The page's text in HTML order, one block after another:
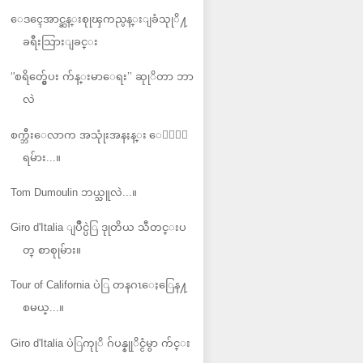
ေဒၚေအာင္ဆန္းစုုၾကည္ပန္းျခံသုုိ႔
ခရီးသြားျခင္း
‘'စရိတ္မွ်ေပး က်န္းမာေရး’’ ဆုုိတာ ဘာ
လဲ
စက္ဘီးေလာက အသုုံးအနႈန္း ေ၀ါဟာ
ရမ်ား...။
Tom Dumoulin ဘယ္သူလဲ...။
Giro d'Italia ျပိဳင္ပဲြ ဒုုတိယ သီတင္းပ
တ္ စာစုုမ်ား။
Tour of California ပဲြ တနဂၤေႏြေန႔
စမယ္...။
Giro d'Italia ပဲြကုုိ ဂ်ပန္နုုိင္ငံမွာ က်င္း